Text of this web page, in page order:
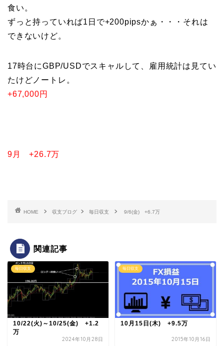
食い。
ずっと持っていれば1日で+200pipsかぁ・・・それは
できないけど。
17時台にGBP/USDでスキャルして、雇用統計は見てい
たけどノートレ。
+67,000円
9月 +26.7万
HOME 収支ブログ 毎日収支 9/6(金) +6.7万
関連記事
毎日収支
10/22(火)～10/25(金) +1.2
万
2024年10月28日
毎日収支
10月15日(木) +9.5万
2015年10月16日